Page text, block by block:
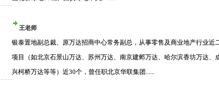
王老师
银泰置地副总裁、原万达招商中心常务副总，从事零售及商业地产行业近
项目（如北京石景山万达、苏州万达、南京建邺万达、哈尔滨香坊万达、
兴柯桥万达等等）近30个，曾任职北京华联集团......